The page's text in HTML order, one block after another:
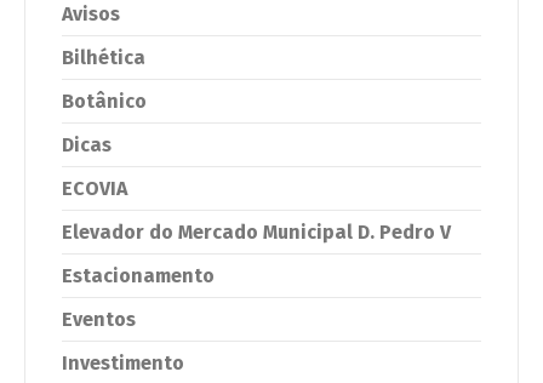
Avisos
Bilhética
Botânico
Dicas
ECOVIA
Elevador do Mercado Municipal D. Pedro V
Estacionamento
Eventos
Investimento